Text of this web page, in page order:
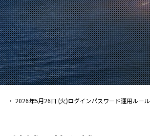
2026年5月26日 (火)ログインパスワード運用ルー